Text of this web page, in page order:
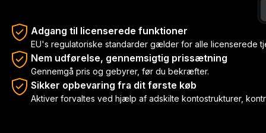
Adgang til licenserede funktioner
EU's regulatoriske standarder gælder for alle licenserede
Nem udførelse, gennemsigtig prissætning
Gennemgå pris og gebyrer, før du bekræfter.
Sikker opbevaring fra dit første køb
Aktiver forvaltes ved hjælp af adskilte kontostrukturer,